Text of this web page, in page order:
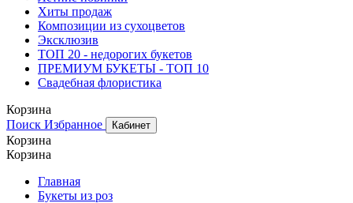
Хиты продаж
Композиции из сухоцветов
Эксклюзив
ТОП 20 - недорогих букетов
ПРЕМИУМ БУКЕТЫ - ТОП 10
Свадебная флористика
Корзина
Поиск Избранное Кабинет
Корзина
Корзина
Главная
Букеты из роз